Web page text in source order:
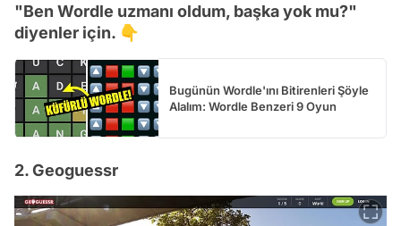
"Ben Wordle uzmanı oldum, başka yok mu?"
diyenler için. 👇
Bugünün Wordle'ını Bitirenleri Şöyle
Alalım: Wordle Benzeri 9 Oyun
2. Geoguessr